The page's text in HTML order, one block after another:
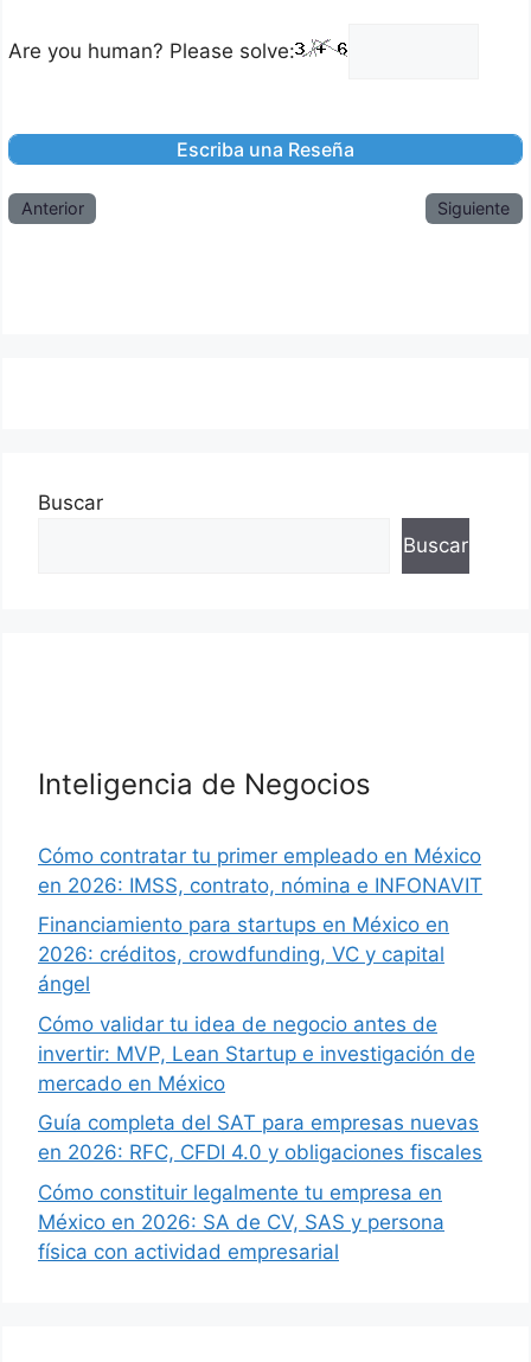
Are you human? Please solve:
Anterior Siguiente
Buscar
Buscar
Inteligencia de Negocios
Cómo contratar tu primer empleado en México
en 2026: IMSS, contrato, nómina e INFONAVIT
Financiamiento para startups en México en
2026: créditos, crowdfunding, VC y capital
ángel
Cómo validar tu idea de negocio antes de
invertir: MVP, Lean Startup e investigación de
mercado en México
Guía completa del SAT para empresas nuevas
en 2026: RFC, CFDI 4.0 y obligaciones fiscales
Cómo constituir legalmente tu empresa en
México en 2026: SA de CV, SAS y persona
física con actividad empresarial